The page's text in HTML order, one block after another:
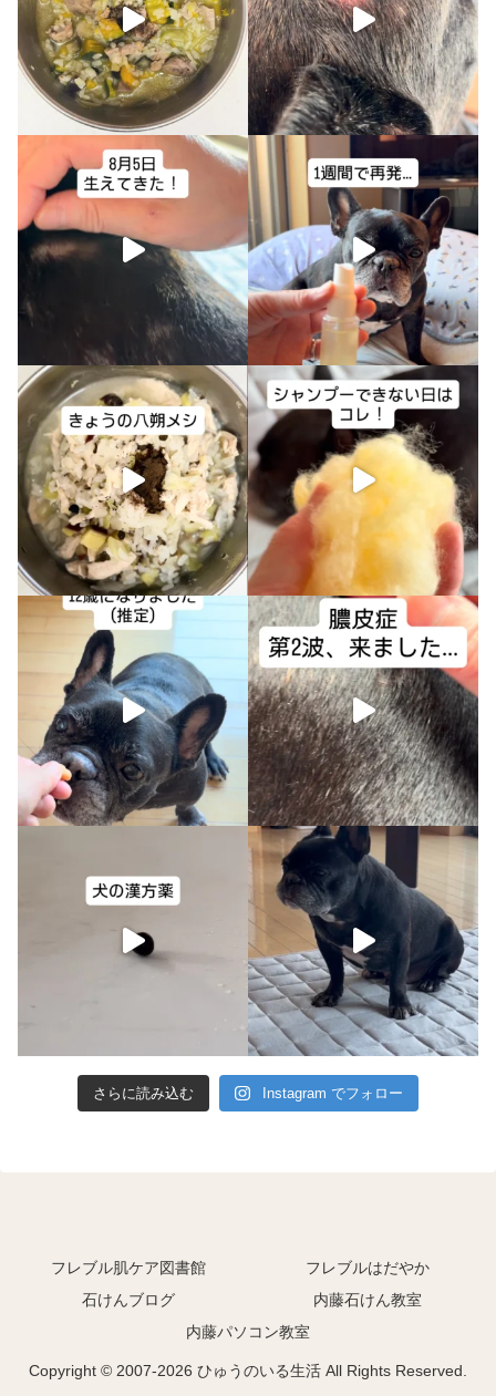
さらに読み込む Instagram でフォロー
フレブル肌ケア図書館
フレブルはだやか
石けんブログ
内藤石けん教室
内藤パソコン教室
Copyright © 2007-2026 ひゅうのいる生活 All Rights Reserved.